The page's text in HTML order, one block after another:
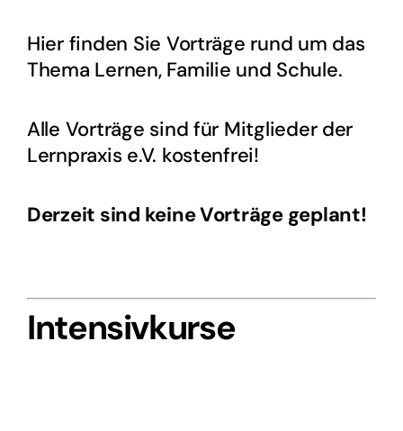
Hier finden Sie Vorträge rund um das
Thema Lernen, Familie und Schule.
Alle Vorträge sind für Mitglieder der
Lernpraxis e.V. kostenfrei!
Derzeit sind keine Vorträge geplant!
Intensivkurse